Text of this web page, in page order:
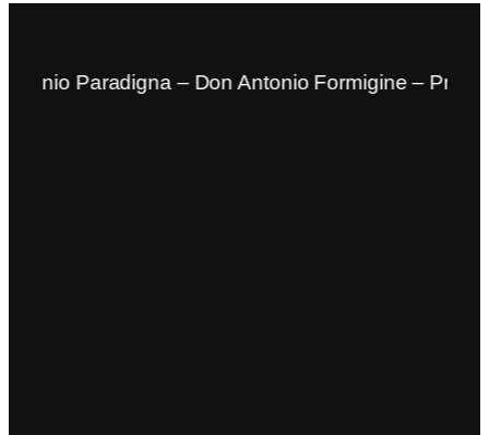
Paradigna – Don Antonio Formigine – Prenotate